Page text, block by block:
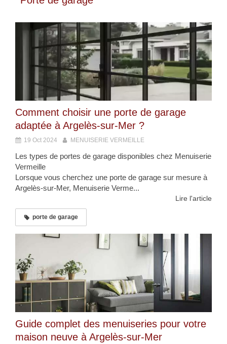
Comment choisir une porte de garage
adaptée à Argelès-sur-Mer ?
19 Oct 2024 MENUISERIE VERMEILLE
Les types de portes de garage disponibles chez Menuiserie
Vermeille
Lorsque vous cherchez une porte de garage sur mesure à
Argelès-sur-Mer, Menuiserie Verme...
Lire l'article
porte de garage
Guide complet des menuiseries pour votre
maison neuve à Argelès-sur-Mer